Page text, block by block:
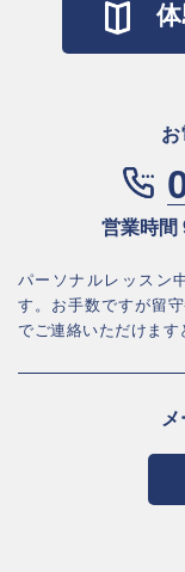
お
営業時間
パーソナルレッスン
す。お⼿数ですが留
でご連絡いただけます